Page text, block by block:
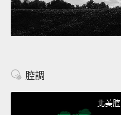
腔調
北美腔